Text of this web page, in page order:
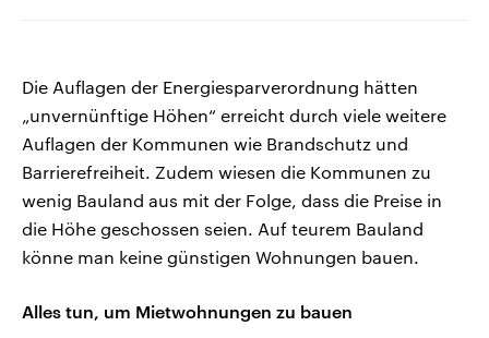
Die Auflagen der Energiesparverordnung hätten
„unvernünftige Höhen“ erreicht durch viele weitere
Auflagen der Kommunen wie Brandschutz und
Barrierefreiheit. Zudem wiesen die Kommunen zu
wenig Bauland aus mit der Folge, dass die Preise in
die Höhe geschossen seien. Auf teurem Bauland
könne man keine günstigen Wohnungen bauen.
Alles tun, um Mietwohnungen zu bauen